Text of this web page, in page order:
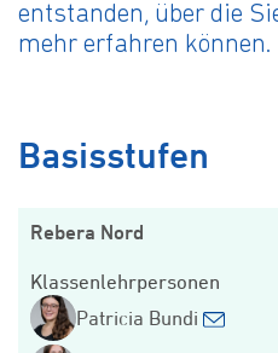
entstanden, über die
mehr erfahren können.
Basisstufen
Rebera Nord
Klassenlehrpersonen
Patricia Bundi